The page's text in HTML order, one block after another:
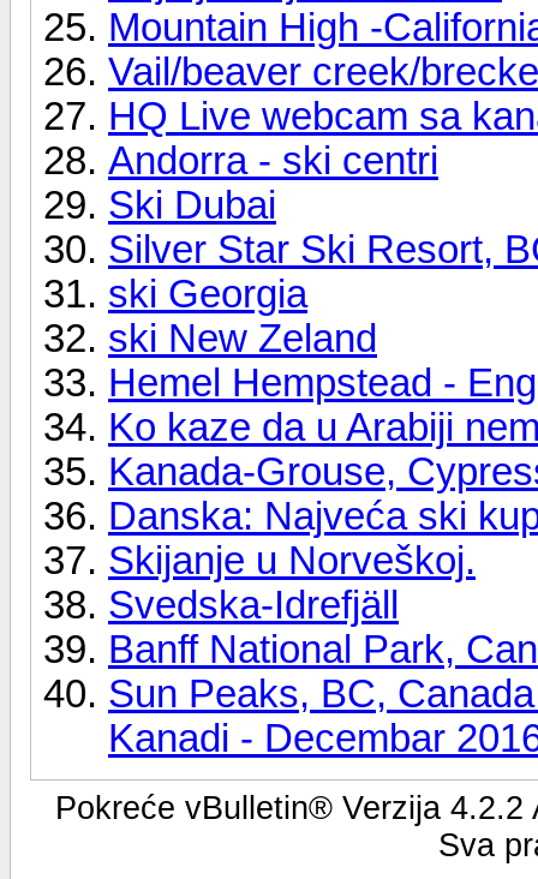
Mountain High -
Vail/beaver creek/
HQ Live webcam sa
Andorra - ski centri
Ski Dubai
Silver Star Ski Resort,
ski Georgia
ski New Zeland
Hemel Hempstead -
Ko kaze da u Arabiji
Kanada-Grouse,
Danska: Najveća ski
Skijanje u Norveškoj.
Svedska-Idrefjäll
Banff National Park,
Sun Peaks, BC,
Kanadi - Decembar
Pokreće vBulletin® Verzija
Sva